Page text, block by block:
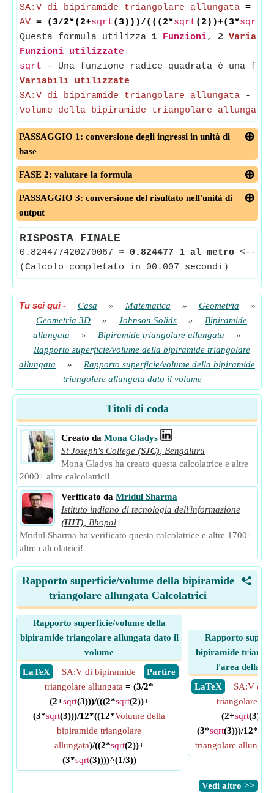
SA:V di bipiramide triangolare allungata = (3/
AV = (3/2*(2+sqrt(3)))/(((2*sqrt(2))+(3*sqrt
Questa formula utilizza 1 Funzioni, 2
Funzioni utilizzate
sqrt - Una funzione radice quadrata è una
Variabili utilizzate
SA:V di bipiramide triangolare allungata -
Volume della bipiramide triangolare allungata
PASSAGGIO 1: conversione degli ingressi in unità di
base
FASE 2: valutare la formula
PASSAGGIO 3: conversione del risultato nell'unità di
output
RISPOSTA FINALE
0.824477420270067 ≈ 0.824477 1 al metro <--
(Calcolo completato in 00.007 secondi)
Tu sei qui- Casa » Matematica » Geometria
»
Geometria 3D
» Johnson Solids »
Bipiramide
allungata
» Bipiramide triangolare allungata
»
Rapporto superficie/volume della bipiramide triangolare
allungata
»
Rapporto superficie/volume della bipiramide
triangolare allungata dato il volume
Titoli di coda
Creato da Mona Gladys
St Joseph's College (SJC)
Bengaluru
Mona Gladys ha creato questa calcolatrice e altre
2000+ altre calcolatrici!
Verificato da Mridul Sharma
Istituto indiano di tecnologia dell'informazione
(IIIT)
Bhopal
Mridul Sharma ha verificato questa calcolatrice e altre 1700+
altre calcolatrici!
<
Rapporto superficie/volume della bipiramide
triangolare allungata Calcolatrici
Rapporto superficie/volume della
bipiramide triangolare allungata dato il
volume
​ LaTeX
​ Partire
SA:V di bipiramide
triangolare allungata = (3/2*
(2+sqrt(3)))/(((2*sqrt(2))+
(3*sqrt(3)))/12*((12*Volume della
bipiramide triangolare
allungata)/((2*sqrt(2))+
(3*sqrt(3))))^(1/3))
Rapporto
bipiramide
l'area della
​ LaTeX
SA:V di
triangolare
(2+sqrt(3)))/
(3*sqrt(3)))/12*
triangolare allungata
​Vedi altro >>